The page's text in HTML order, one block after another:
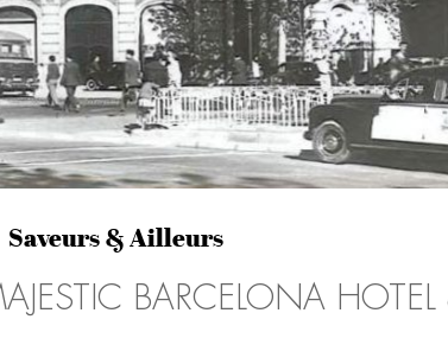
Saveurs & Ailleurs
BARCELONA HOTEL